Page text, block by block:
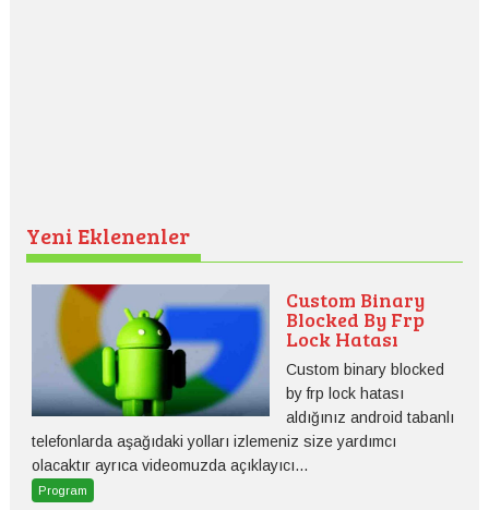
Yeni Eklenenler
Custom Binary
Blocked By Frp
Lock Hatası
Custom binary blocked
by frp lock hatası
aldığınız android tabanlı
telefonlarda aşağıdaki yolları izlemeniz size yardımcı
olacaktır ayrıca videomuzda açıklayıcı...
Program